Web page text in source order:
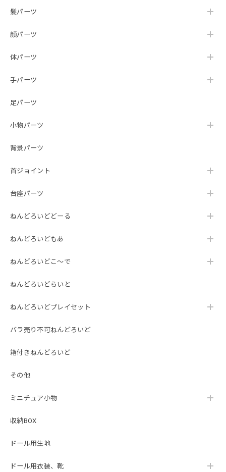
髪パーツ
顔パーツ
体パーツ
手パーツ
足パーツ
小物パーツ
背景パーツ
首ジョイント
台座パーツ
ねんどろいどどーる
ねんどろいどもあ
ねんどろいどこ～で
ねんどろいどらいと
ねんどろいどプレイセット
バラ売り不可ねんどろいど
箱付きねんどろいど
その他
ミニチュア小物
収納BOX
ドール用生地
ドール用衣装、靴